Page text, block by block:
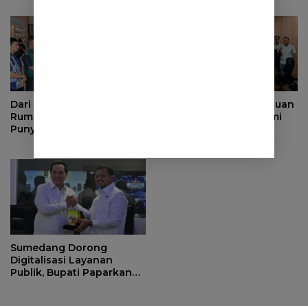
Dari Jualan Keliling ke tiap
Rumah, Kini Kingcom ACC
Punya Outlet 3 Lantai
Sumedang Siap Jadi Tuan
Rumah Forum Ekonomi
Sumedang Dorong
Digitalisasi Layanan
Publik, Bupati Paparkan